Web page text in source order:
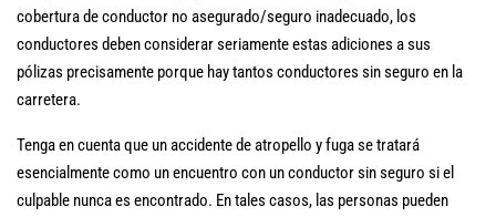
cobertura de conductor no asegurado/seguro inadecuado, los
conductores deben considerar seriamente estas adiciones a sus
pólizas precisamente porque hay tantos conductores sin seguro en la
carretera.
Tenga en cuenta que un accidente de atropello y fuga se tratará
esencialmente como un encuentro con un conductor sin seguro si el
culpable nunca es encontrado. En tales casos, las personas pueden